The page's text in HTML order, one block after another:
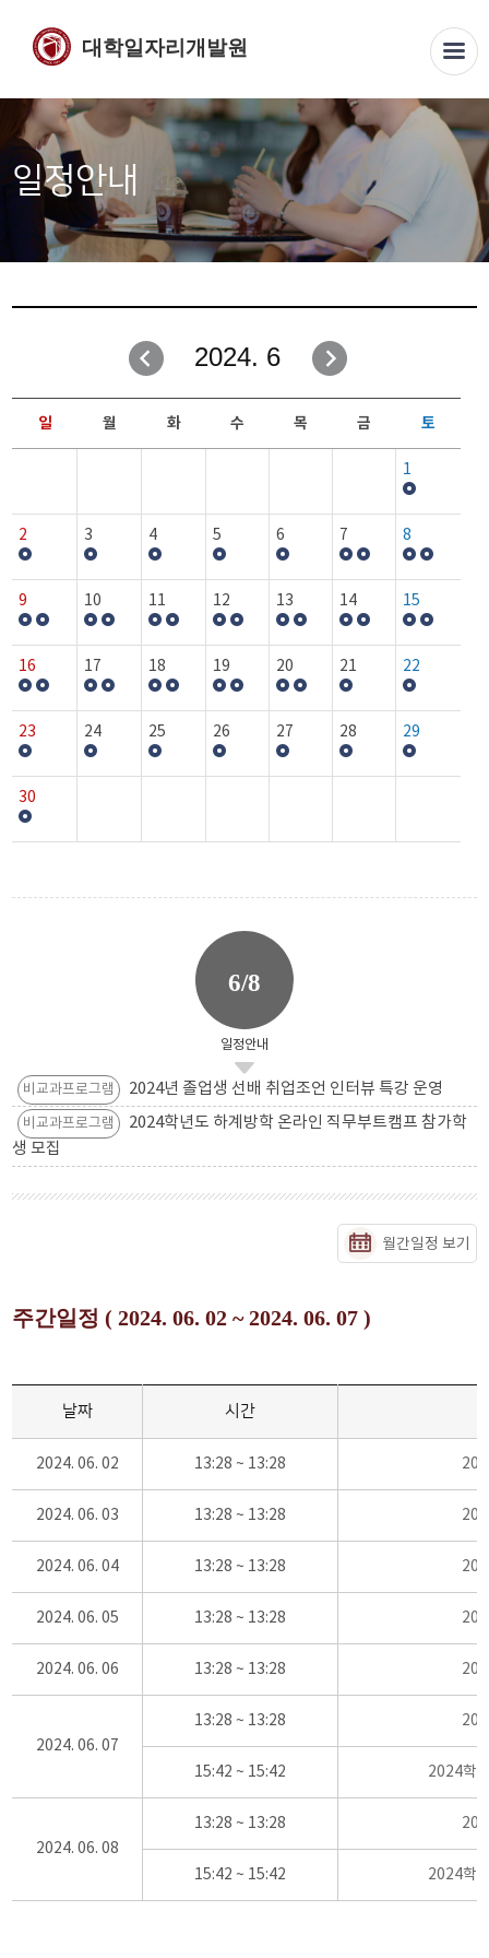
대학일자리개발원
일정안내
2024. 6
일 월 화 수 목 금 토
1
2 3 4 5 6 7 8
9 10 11 12 13 14 15
16 17 18 19 20 21 22
23 24 25 26 27 28 29
30
6/8
일정안내
비교과프로그램 2024년 졸업생 선배 취업조언 인터뷰 특강 운영
비교과프로그램
2024학년도 하계방학 온라인 직무부트캠프 참가학
생 모집
월간일정 보기
주간일정 ( 2024. 06. 02 ~ 2024. 06. 07 )
날짜 시간
2024. 06. 02 13:28 ~ 13:28
2024. 06. 03 13:28 ~ 13:28
2024. 06. 04 13:28 ~ 13:28
2024. 06. 05 13:28 ~ 13:28
2024. 06. 06 13:28 ~ 13:28
2024. 06. 07
13:28 ~ 13:28
15:42 ~ 15:42 2024학
2024. 06. 08
13:28 ~ 13:28
15:42 ~ 15:42 2024학